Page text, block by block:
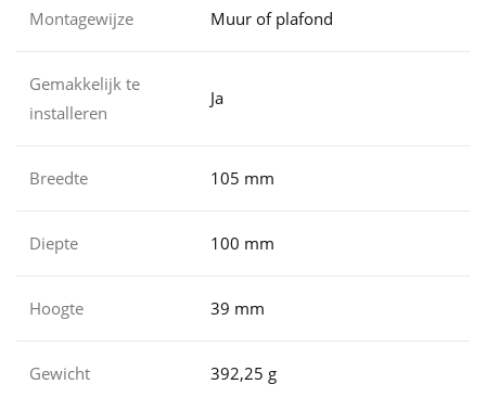
Montagewijze Muur of plafond
Gemakkelijk te
installeren
Ja
Breedte 105 mm
Diepte 100 mm
Hoogte 39 mm
Gewicht 392,25 g